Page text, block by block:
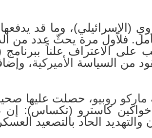
(الإسرائيلي)، وما قد
فلأول مرة يحثّ عدد من
على الاعتراف علناً
من السياسة الأميركية،
ماركو روبيو، حصلت عليها
خواكين كاسترو (تكساس):
الحاد بالتصعيد